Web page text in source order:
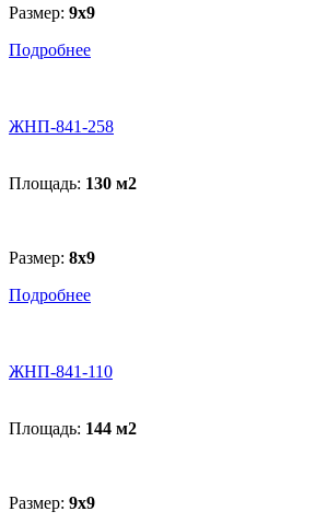
Размер: 9х9
Подробнее
ЖНП-841-258
Площадь: 130 м2
Размер: 8x9
Подробнее
ЖНП-841-110
Площадь: 144 м2
Размер: 9х9